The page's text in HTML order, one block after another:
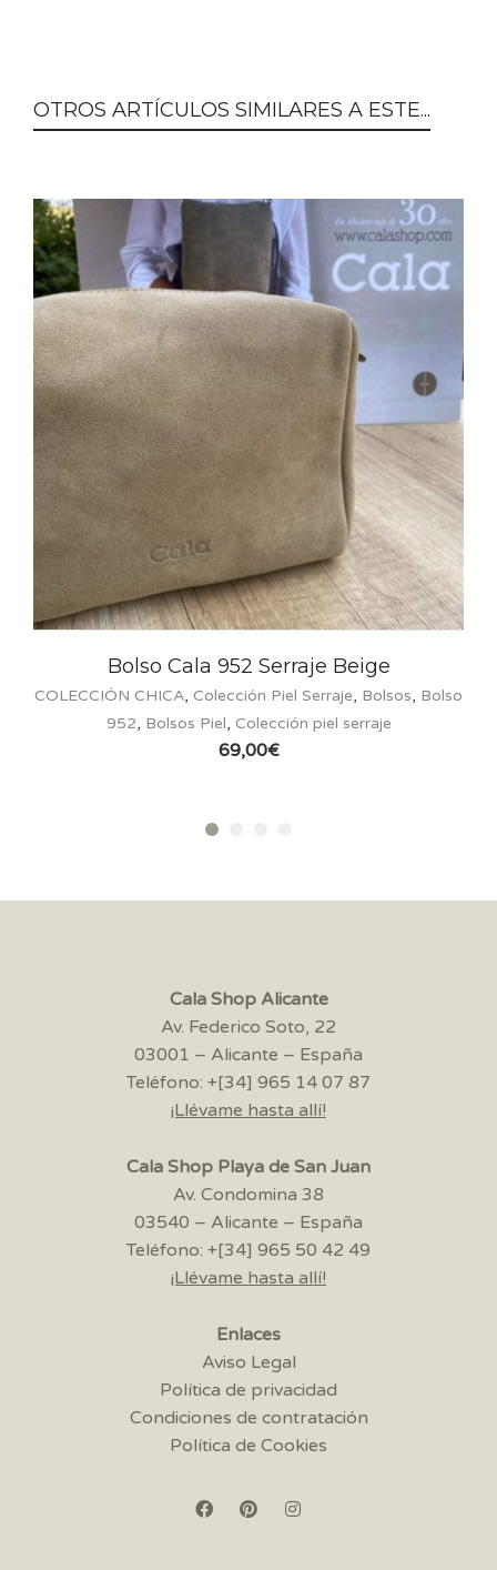
OTROS ARTÍCULOS SIMILARES A ESTE...
Beige
Serraje,Bolsos,Bolso
piel serraje
Porta Móvil Serraje
COLECCIÓN CHICA,Colección
Porta Móvil 125,Bolsos Piel
Cala Shop Alicante
Av. Federico Soto, 22
03001 – Alicante – España
Teléfono: +[34] 965 14 07 87
¡Llévame hasta allí!
Cala Shop Playa de San Juan
Av. Condomina 38
03540 – Alicante – España
Teléfono: +[34] 965 50 42 49
¡Llévame hasta allí!
Enlaces
Aviso Legal
Política de privacidad
Condiciones de contratación
Política de Cookies